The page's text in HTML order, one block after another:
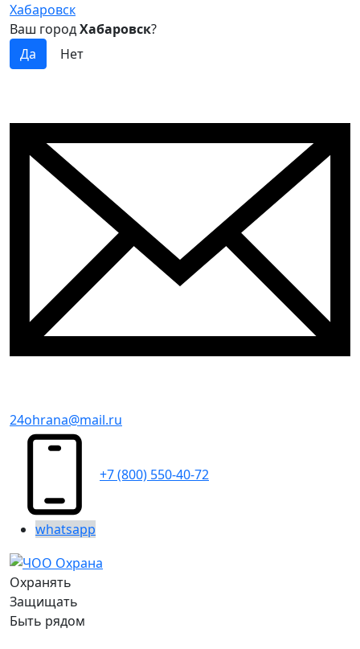
Хабаровск
Ваш городХабаровск?
24ohrana@mail.ru
+7 (800) 550-40-72
whatsapp
Охранять
Защищать
Быть рядом